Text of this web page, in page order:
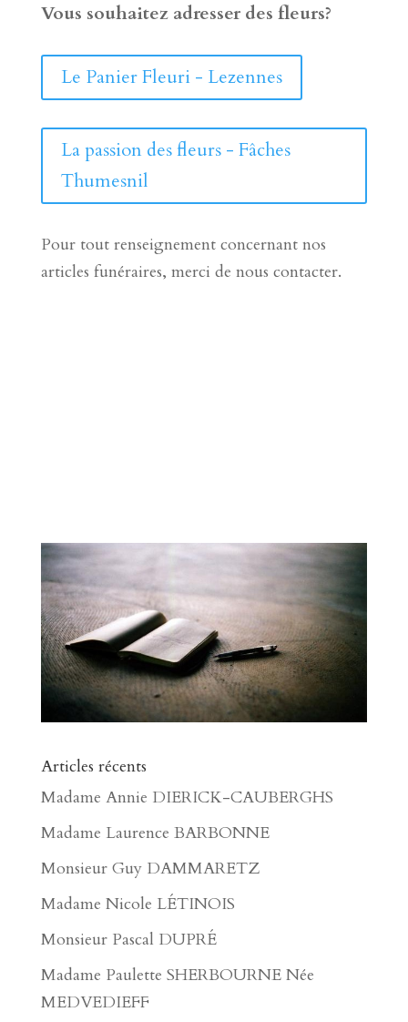
Vous souhaitez adresser des fleurs?
Le Panier Fleuri - Lezennes
La passion des fleurs - Fâches
Thumesnil
Pour tout renseignement concernant nos
articles funéraires, merci de nous contacter.
Articles récents
Madame Annie DIERICK-CAUBERGHS
Madame Laurence BARBONNE
Monsieur Guy DAMMARETZ
Madame Nicole LÉTINOIS
Monsieur Pascal DUPRÉ
Madame Paulette SHERBOURNE Née
MEDVEDIEFF